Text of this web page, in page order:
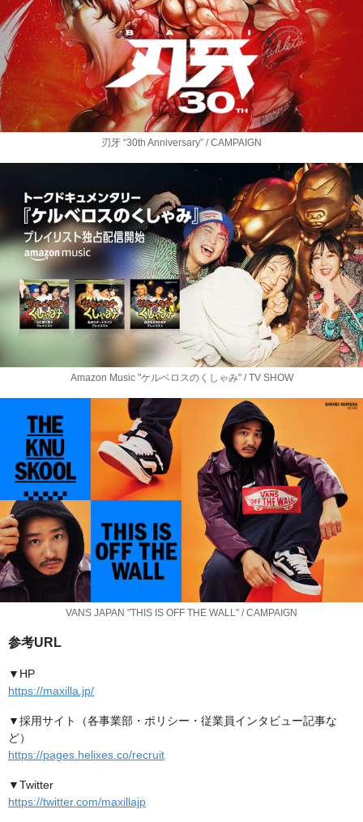
刃牙 “30th Anniversary” / CAMPAIGN
Amazon Music "ケルベロスのくしゃみ" / TV SHOW
VANS JAPAN "THIS IS OFF THE WALL" / CAMPAIGN
参考URL
▼HP
https://maxilla.jp/
▼採用サイト（各事業部・ポリシー・従業員インタビュー記事な
ど）
https://pages.helixes.co/recruit
▼Twitter
https://twitter.com/maxillajp